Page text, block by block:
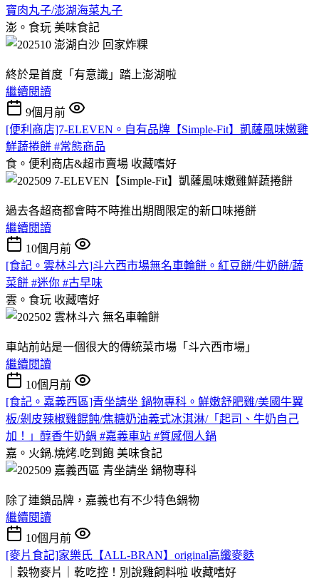
寶肉丸子/澎湖海菜丸子
澎。食玩 美味食記
終於是首度「有意識」踏上澎湖啦
繼續閱讀
9個月前
[便利商店]7-ELEVEN。自有品牌【Simple-Fit】凱薩風味嫩雞
鮮蔬捲餅 #常態商品
食。便利商店&超市賣場 收藏嗜好
過去各超商都會時不時推出期間限定的新口味捲餅
繼續閱讀
10個月前
[食記。雲林斗六]斗六西市場無名車輪餅。紅豆餅/牛奶餅/蔬
菜餅 #迷你 #古早味
雲。食玩 收藏嗜好
車站前站是一個很大的傳統菜市場「斗六西市場」
繼續閱讀
10個月前
[食記。嘉義西區]青坐請坐 鍋物專科。鮮嫩舒肥雞/美國牛翼
板/剝皮辣椒雞餛飩/焦糖奶油義式冰淇淋/「起司、牛奶自己
加！」醇香牛奶鍋 #嘉義車站 #質感個人鍋
嘉。火鍋.燒烤.吃到飽 美味食記
除了連鎖品牌，嘉義也有不少特色鍋物
繼續閱讀
10個月前
[麥片食記]家樂氏【ALL-BRAN】original高纖麥麩
｜穀物麥片｜乾吃控！別說雞飼料啦 收藏嗜好